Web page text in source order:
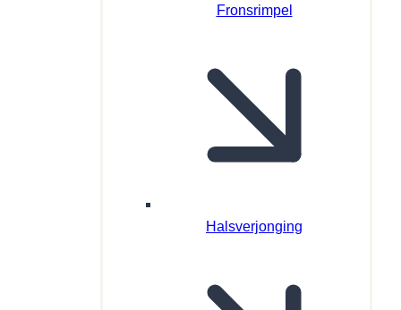
Fronsrimpel
Halsverjonging